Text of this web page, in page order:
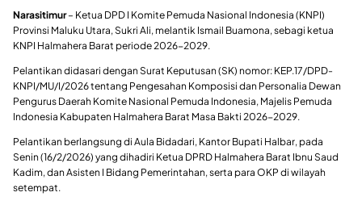
Narasitimur– Ketua DPD I Komite Pemuda Nasional Indonesia (KNPI)
Provinsi Maluku Utara, Sukri Ali, melantik Ismail Buamona, sebagi ketua
KNPI Halmahera Barat periode 2026-2029.
Pelantikan didasari dengan Surat Keputusan (SK) nomor: KEP.17/DPD-
KNPI/MU/I/2026 tentang Pengesahan Komposisi dan Personalia Dewan
Pengurus Daerah Komite Nasional Pemuda Indonesia, Majelis Pemuda
Indonesia Kabupaten Halmahera Barat Masa Bakti 2026-2029.
Pelantikan berlangsung di Aula Bidadari, Kantor Bupati Halbar, pada
Senin (16/2/2026) yang dihadiri Ketua DPRD Halmahera Barat Ibnu Saud
Kadim, dan Asisten I Bidang Pemerintahan, serta para OKP di wilayah
setempat.